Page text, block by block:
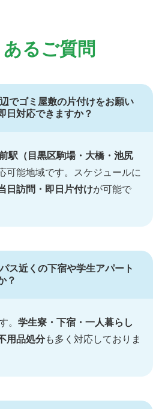
るご質問
でゴミ屋敷の片付けをお願い
日対応できますか？
駅（目黒区駒場・大橋・池尻
可能地域です。スケジュールに
日訪問・即日片付けが可能で
ス近くの下宿や学生アパート
？
。 学生寮・下宿・一人暮らし
用品処分も多く対応しておりま